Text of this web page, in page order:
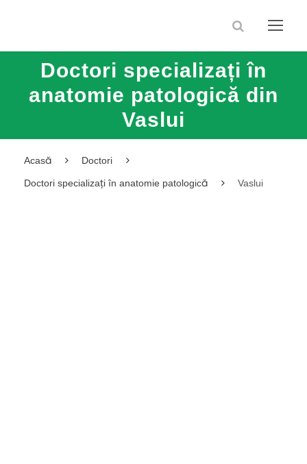
Doctori specializați în
anatomie patologică din
Vaslui
Acasă Doctori
Doctori specializați în anatomie patologică Vaslui